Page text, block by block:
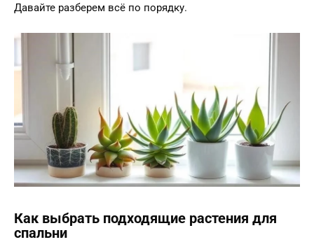
Давайте разберем всё по порядку.
Как выбрать подходящие растения для
спальни